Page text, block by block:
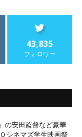
43,835
フォロワー
の安田監督など豪華
シネマズ学生映画祭